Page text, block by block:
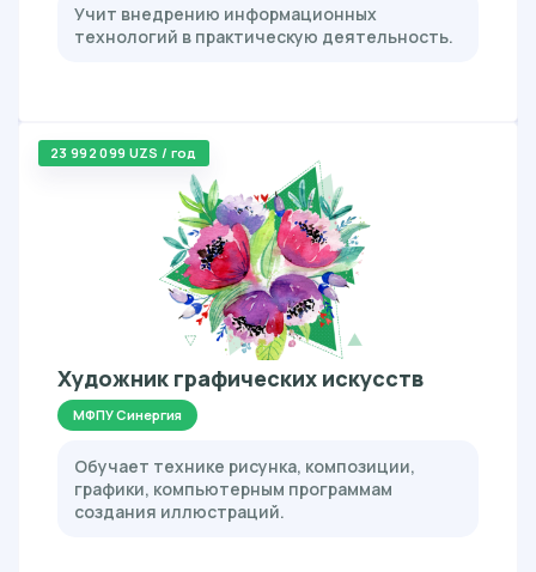
Учит внедрению информационных
технологий в практическую деятельность.
23 992 099 UZS / год
Художник графических искусств
МФПУ Синергия
Обучает технике рисунка, композиции,
графики, компьютерным программам
создания иллюстраций.